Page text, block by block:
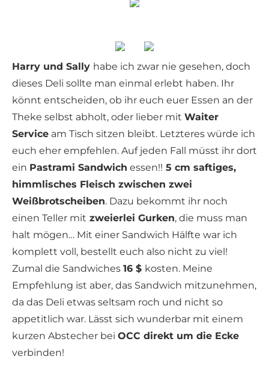
Harry und Sally habe ich zwar nie gesehen, doch
dieses Deli sollte man einmal erlebt haben. Ihr
könnt entscheiden, ob ihr euch euer Essen an der
Theke selbst abholt, oder lieber mit Waiter
Service am Tisch sitzen bleibt. Letzteres würde ich
euch eher empfehlen. Auf jeden Fall müsst ihr dort
ein Pastrami Sandwich essen!! 5 cm saftiges,
himmlisches Fleisch zwischen zwei
Weißbrotscheiben. Dazu bekommt ihr noch
einen Teller mit zweierlei Gurken, die muss man
halt mögen… Mit einer Sandwich Hälfte war ich
komplett voll, bestellt euch also nicht zu viel!
Zumal die Sandwiches 16 $ kosten. Meine
Empfehlung ist aber, das Sandwich mitzunehmen,
da das Deli etwas seltsam roch und nicht so
appetitlich war. Lässt sich wunderbar mit einem
kurzen Abstecher bei OCC direkt um die Ecke
verbinden!